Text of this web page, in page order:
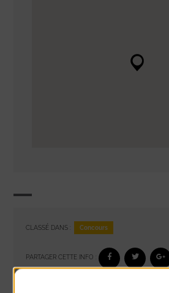
CLASSÉ DANS : Concours
PARTAGER CETTE INFO :